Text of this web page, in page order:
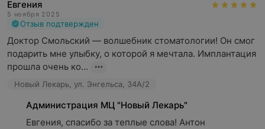
Евгения
5 ноября 2025
Отзыв подтвержден
Доктор Смольский — волшебник стоматологии! Он смог
подарить мне улыбку, о которой я мечтала. Имплантация
прошла очень ко...
Новый Лекарь, ул. Энгельса, 34А/2
Администрация МЦ "Новый Лекарь"
Евгения, спасибо за теплые слова! Антон